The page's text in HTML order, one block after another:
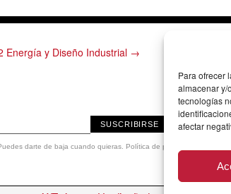
Para ofrecer
almacenar y/
tecnologías
afectar
Energía y Diseño Industrial →
SUSCRIBIRSE
darte de baja cuando quieras. Política de privacidad